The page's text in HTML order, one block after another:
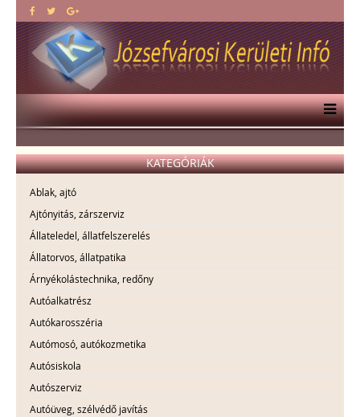
KATEGÓRIÁK
Ablak, ajtó
Ajtónyitás, zárszerviz
Állateledel, állatfelszerelés
Állatorvos, állatpatika
Árnyékolástechnika, redőny
Autóalkatrész
Autókarosszéria
Autómosó, autókozmetika
Autósiskola
Autószerviz
Autóüveg, szélvédő javítás